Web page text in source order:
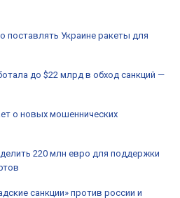
поставлять Украине ракеты для
до $22 млрд в обход санкций —
о новых мошеннических
220 млн евро для поддержки
санкции» против россии и